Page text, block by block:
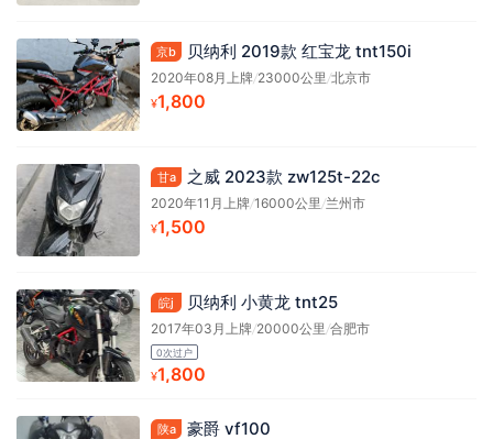
京b 贝纳利 2019款 红宝龙 tnt150i
2020年08月上牌/23000公里 /北京市
¥1,800
甘a 之威 2023款 zw125t-22c
2020年11月上牌/16000公里 /兰州市
¥1,500
皖j 贝纳利 小黄龙 tnt25
2017年03月上牌/20000公里 /合肥市
0次过户
¥1,800
陕a 豪爵 vf100